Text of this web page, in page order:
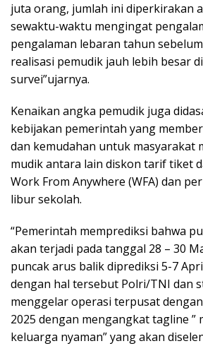
juta orang, jumlah ini diperkirakan
sewaktu-waktu mengingat
pengalaman lebaran tahun
realisasi pemudik jauh lebih besar
survei”ujarnya.
Kenaikan angka pemudik juga
kebijakan pemerintah yang
dan kemudahan untuk masyarakat
mudik antara lain diskon tarif tiket
Work From Anywhere (WFA) dan
libur sekolah.
“Pemerintah memprediksi bahwa
akan terjadi pada tanggal 28 – 30
puncak arus balik diprediksi 5-7
dengan hal tersebut Polri/TNI dan
menggelar operasi terpusat
2025 dengan mengangkat tagline ”
keluarga nyaman” yang akan